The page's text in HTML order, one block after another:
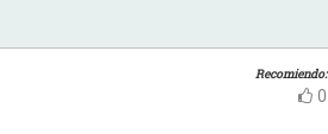
Recomiendo:
0